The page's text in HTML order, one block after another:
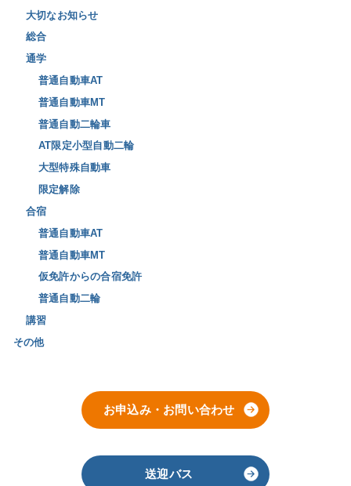
大切なお知らせ
総合
通学
普通自動車AT
普通自動車MT
普通自動二輪車
AT限定小型自動二輪
大型特殊自動車
限定解除
合宿
普通自動車AT
普通自動車MT
仮免許からの合宿免許
普通自動二輪
講習
その他
お申込み・お問い合わせ
送迎バス